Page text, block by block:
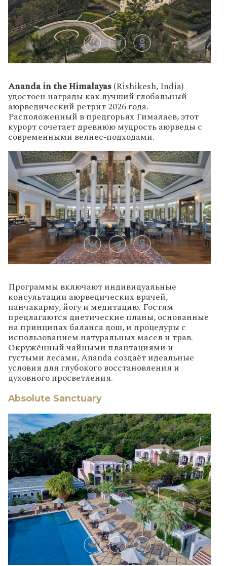
Ananda in the Himalayas(Rishikesh, India)
удостоен награды как лучший глобальный
аюрведический ретрит 2026 года.
Расположенный в предгорьях Гималаев, этот
курорт сочетает древнюю мудрость аюрведы с
современными велнес‑подходами.
Программы включают индивидуальные
консультации аюрведических врачей,
панчакарму, йогу и медитацию. Гостям
предлагаются диетические планы, основанные
на принципах баланса дош, и процедуры с
использованием натуральных масел и трав.
Окружённый чайными плантациями и
густыми лесами, Ananda создаёт идеальные
условия для глубокого восстановления и
духовного просветления.
Absolute Sanctuary